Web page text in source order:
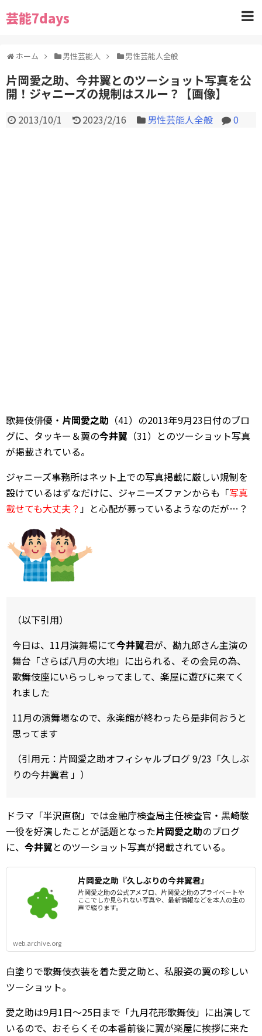
芸能7days
ホーム 男性芸能人 男性芸能人全般
片岡愛之助、今井翼とのツーショット写真を公
開！ジャニーズの規制はスルー？【画像】
2013/10/1 2023/2/16 男性芸能人全般 0
歌舞伎俳優・ 片岡愛之助 （41）の2013年9月23日付のブロ
グに、タッキー＆翼の今井翼 （31）とのツーショット写真
が掲載されている。
ジャニーズ事務所はネット上での写真掲載に厳しい規制を
設けているはずなだけに、ジャニーズファンからも「写真
載せても大丈夫？」と心配が募っているようなのだが…？
（以下引用）
今日は、11月演舞場にて今井翼君が、勘九郎さん主演の
舞台「さらば八月の大地」に出られる、その会見の為、
歌舞伎座にいらっしゃってまして、楽屋に遊びに来てく
れました
11月の演舞場なので、永楽館が終わったら是非伺おうと
思ってます
（引用元：片岡愛之助オフィシャルブログ 9/23「久しぶ
りの今井翼君 」）
ドラマ「半沢直樹」では金融庁検査局主任検査官・黒崎駿
一役を好演したことが話題となった片岡愛之助のブログ
に、 今井翼とのツーショット写真が掲載されている。
片岡愛之助『久しぶりの今井翼君』
片岡愛之助の公式アメブロ、片岡愛之助のプライベートや
ここでしか見られない写真や、最新情報などを本人の生の
声で綴ります。
web.archive.org
白塗りで歌舞伎衣装を着た愛之助と、私服姿の翼の珍しい
ツーショット。
愛之助は9月1日～25日まで「九月花形歌舞伎」に出演して
いるので、おそらくその本番前後に翼が楽屋に挨拶に来た